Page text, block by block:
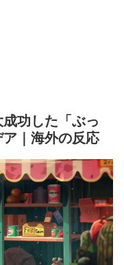
成功した「ぶっ
｜海外の反応